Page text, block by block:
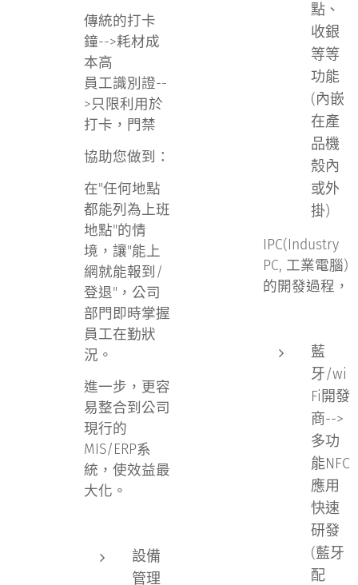
傳統的打卡
鐘-->耗材成
本高
員工識別證--
>只限利用於
打卡，門禁
協助您做到：
在"任何地點
都能列為上班
地點"的情
境，讓"能上
網就能報到/
登退"，公司
部門即時掌握
員工在勤狀
況。
進一步，更容
易整合到公司
現行的
MIS/ERP系
統，使效益最
大化。
設備
管理
點、
收銀
等等
功能
(內嵌
在產
品機
殼內
或外
掛)
IPC(Industry
PC, 工業電腦)
的開發過程，
藍
牙/wi
Fi開發
商-->
多功
能NFC
應用
快速
研發
(藍牙
配